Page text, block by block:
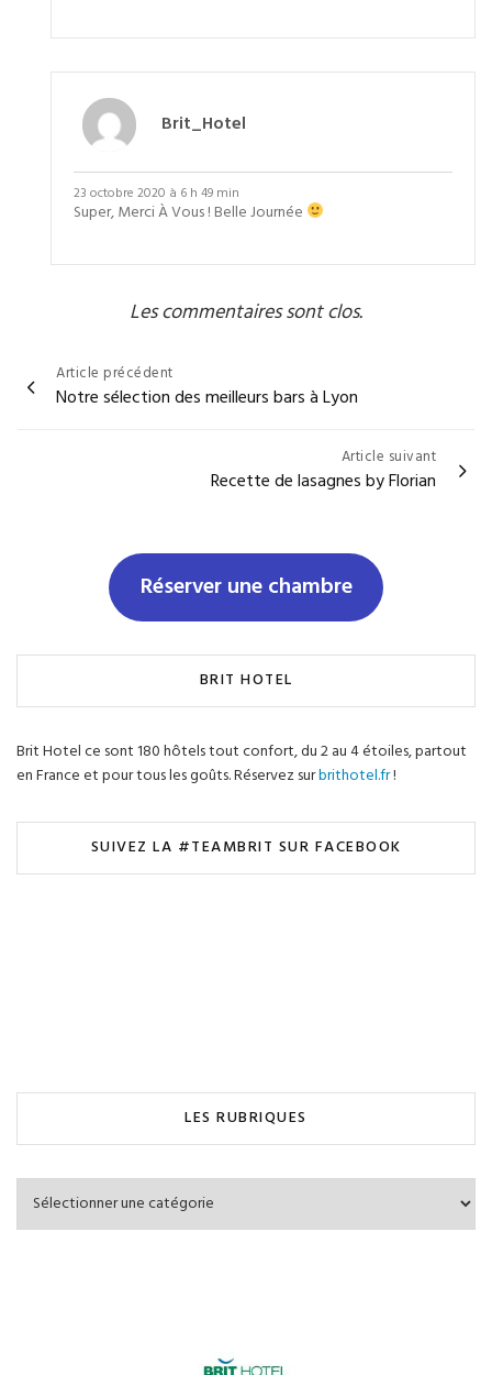
Brit_Hotel
23 octobre 2020 à 6 h 49 min
Super, Merci À Vous ! Belle Journée
Les commentaires sont clos.
Navigation
de
Article précédent
Notre sélection des meilleurs bars à Lyon
Article suivant
Recette de lasagnes by Florian
Réserver une chambre
BRIT HOTEL
Brit Hotel ce sont 180 hôtels tout confort, du 2 au 4 étoiles, partout
en France et pour tous les goûts. Réservez surbrithotel.fr!
SUIVEZ LA #TEAMBRIT SUR FACEBOOK
LES RUBRIQUES
Les
Rubriques